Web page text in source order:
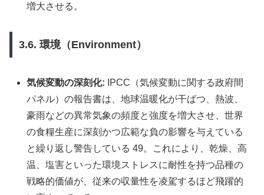
増大させる。
3.6. 環境（Environment）
気候変動の深刻化: IPCC（気候変動に関する政府間
パネル）の報告書は、地球温暖化が干ばつ、熱波、
豪雨などの異常気象の頻度と強度を増大させ、世界
の食糧生産に深刻かつ広範な負の影響を与えている
と繰り返し警告している 49。これにより、乾燥、高
温、塩害といった環境ストレスに耐性を持つ品種の
戦略的価値が、従来の収量性を凌駕するほど飛躍的